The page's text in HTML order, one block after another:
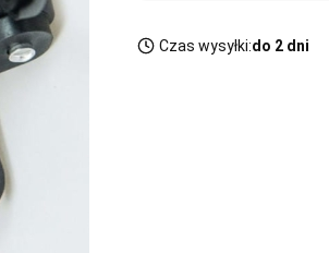
Czas wysyłki:do 2 dni